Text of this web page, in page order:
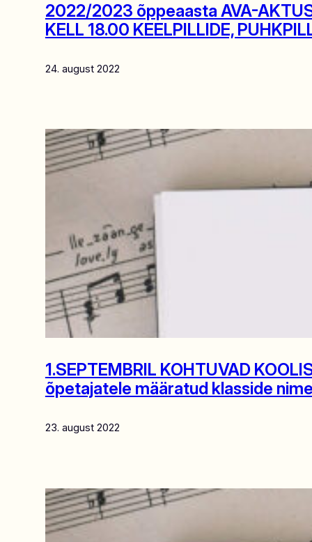
2022/2023 õppeaasta AVA-
KELL 18.00 KEELPILLIDE,
24. august 2022
1.SEPTEMBRIL KOHTUVAD
õpetajatele määratud klasside
23. august 2022